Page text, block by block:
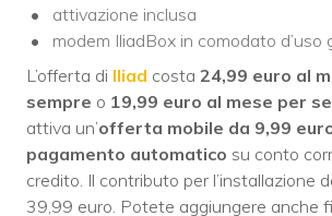
attivazione inclusa
modem IliadBox in comodato d’uso
L’offerta di Iliad costa 24,99 euro al
sempre o 19,99 euro al mese per
attiva un’offerta mobile da 9,99
pagamento automatico su conto
credito. Il contributo per l’installazione
39,99 euro. Potete aggiungere anche